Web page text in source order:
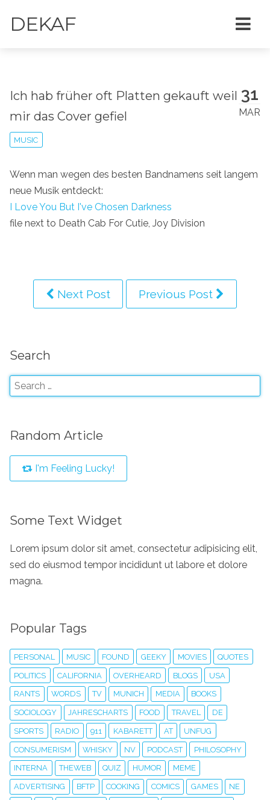
DEKAF
31
MAR
Ich hab früher oft Platten gekauft weil
mir das Cover gefiel
MUSIC
Wenn man wegen des besten Bandnamens seit langem
neue Musik entdeckt:
I Love You But I've Chosen Darkness
file next to Death Cab For Cutie, Joy Division
Next Post Previous Post
Search
Random Article
I'm Feeling Lucky!
Some Text Widget
Lorem ipsum dolor sit amet, consectetur adipisicing elit,
sed do eiusmod tempor incididunt ut labore et dolore
magna.
Popular Tags
PERSONAL MUSIC FOUND GEEKY MOVIES QUOTES
POLITICS CALIFORNIA OVERHEARD BLOGS USA
RANTS WORDS TV MUNICH MEDIA BOOKS
SOCIOLOGY JAHRESCHARTS FOOD TRAVEL DE
SPORTS RADIO 911 KABARETT AT UNFUG
CONSUMERISM WHISKY NV PODCAST PHILOSOPHY
INTERNA THEWEB QUIZ HUMOR MEME
ADVERTISING BFTP COOKING COMICS GAMES NE